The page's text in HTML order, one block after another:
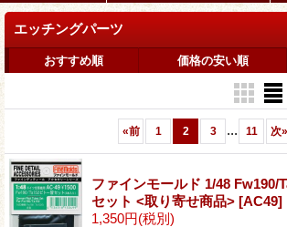
エッチングパーツ
おすすめ順 価格の安い順
«前 1 2 3 ... 11 次»
ファインモールド 1/48 Fw190/
セット <取り寄せ商品> [AC49]
1,350円(税別)